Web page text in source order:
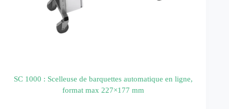
SC 1000 : Scelleuse de barquettes automatique en ligne,
format max 227×177 mm